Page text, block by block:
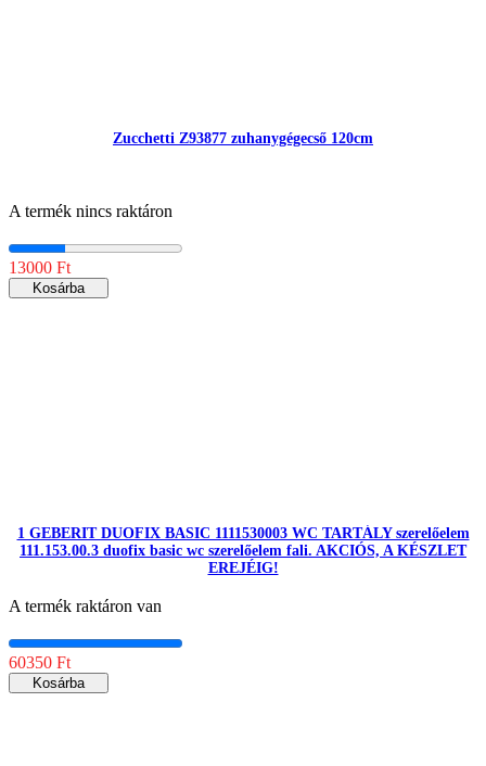
Zucchetti Z93877 zuhanygégecső 120cm
A termék nincs raktáron
13000 Ft
Kosárba
1 GEBERIT DUOFIX BASIC 1111530003 WC TARTÁLY szerelőelem
111.153.00.3 duofix basic wc szerelőelem fali. AKCIÓS, A KÉSZLET
EREJÉIG!
A termék raktáron van
60350 Ft
Kosárba